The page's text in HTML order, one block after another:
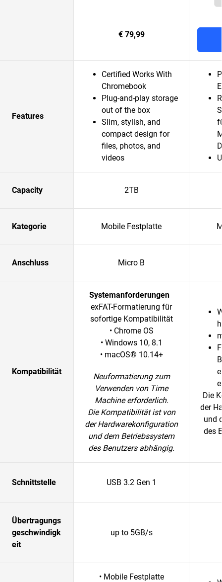
€ 79,99
Features
Certified Works With
Chromebook
Plug-and-play storage
out of the box
Slim, stylish, and
compact design for
files, photos, and
videos
Capacity 2TB
Kategorie Mobile Festplatte
Anschluss Micro B
Kompatibilität
Systemanforderungen
exFAT-Formatierung für
sofortige Kompatibilität
• Chrome OS
• Windows 10, 8.1
• macOS® 10.14+
Neuformatierung zum
Verwenden von Time
Machine erforderlich.
Die Kompatibilität ist von
der Hardwarekonfiguration
und dem Betriebssystem
des Benutzers abhängig.
Die
der
und
des
Schnittstelle USB 3.2 Gen 1
Übertragungs
geschwindigk
eit
up to 5GB/s
• Mobile Festplatte